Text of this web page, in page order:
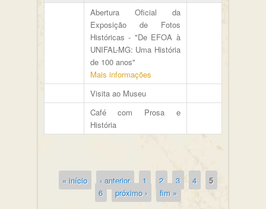
Abertura Oficial da
Exposição de Fotos
Históricas - "De EFOA à
UNIFAL-MG: Uma História
de 100 anos"
Mais informações
Visita ao Museu
Café com Prosa e
História
Páginas
« início ‹ anterior 1 2 3 4
5
6
próximo › fim »